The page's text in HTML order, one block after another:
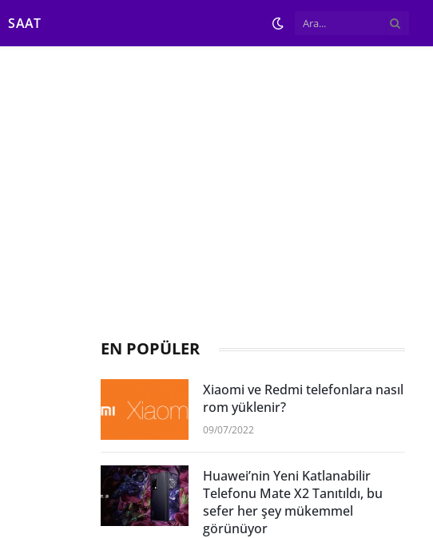
SAAT
EN POPÜLER
Xiaomi ve Redmi telefonlara nasıl
rom yüklenir?
09/07/2022
Huawei’nin Yeni Katlanabilir
Telefonu Mate X2 Tanıtıldı, bu
sefer her şey mükemmel
görünüyor